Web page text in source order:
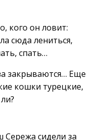
кого он ловит:
сюда лениться,
спать…
закрываются… Еще
кошки турецкие,
сидели за